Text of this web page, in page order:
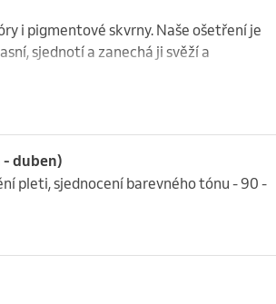
i pigmentové skvrny. Naše ošetření je
sjednotí a zanechá ji svěží a
duben)
pleti, sjednocení barevného tónu - 90 -